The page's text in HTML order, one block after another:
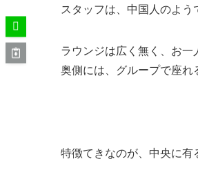
スタッフは、中国人のよう
ラウンジは広く無く、お一
奥側には、グループで座れ
特徴てきなのが、中央に有